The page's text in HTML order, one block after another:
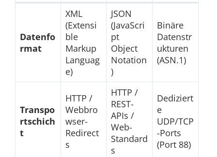
Datenfo
rmat
XML
(Extensi
ble
Markup
Languag
e)
JSON
(JavaScri
pt
Object
Notation
)
Binäre
Datenstr
ukturen
(ASN.1)
Transpo
rtschich
t
HTTP /
Webbro
wser-
Redirect
s
HTTP /
REST-
APIs /
Web-
Standard
s
Dediziert
e
UDP/TCP
-Ports
(Port 88)